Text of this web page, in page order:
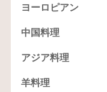
ヨーロピアン
中国料理
アジア料理
羊料理